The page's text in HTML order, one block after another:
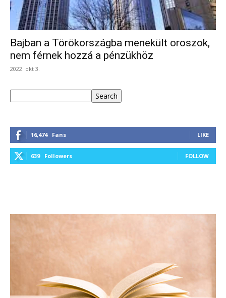
Bajban a Törökországba menekült oroszok,
nem férnek hozzá a pénzükhöz
2022. okt 3.
Search
16,474 Fans LIKE
639 Followers FOLLOW